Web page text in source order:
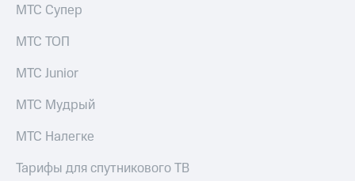
Описание
Еврооблигации-2023
Уведомление
погашении
облигаций
Реквизиты
МТС Супер
МТС ТОП
МТС Junior
МТС Мудрый
МТС Налегке
Тарифы для спутникового ТВ